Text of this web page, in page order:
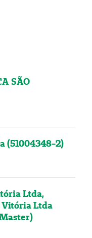
SÃO
(51004348-2)
Ltda,
Vitória Ltda